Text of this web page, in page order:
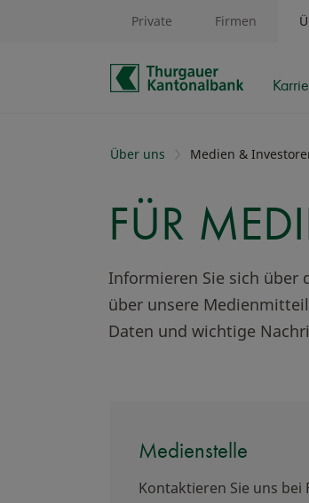
Schnelle Navigation
Private Firmen
Über uns Medien &
FÜR
Informieren Sie sich über
über unsere
Daten und wichtige
Medienstelle
Kontaktieren Sie uns bei